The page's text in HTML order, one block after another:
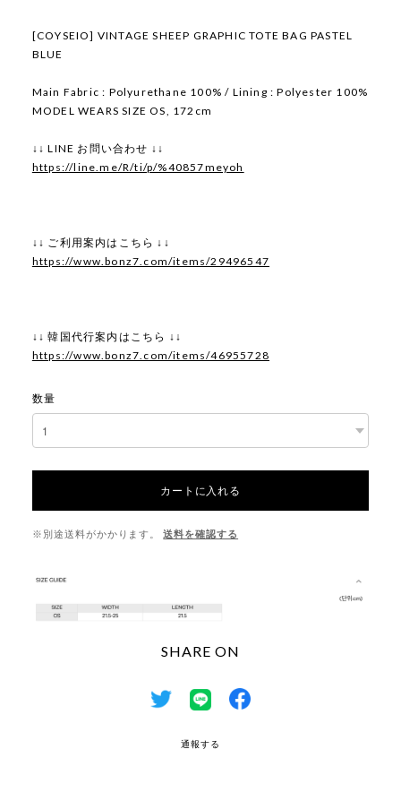
[COYSEIO] VINTAGE SHEEP GRAPHIC TOTE BAG PASTEL
BLUE
Main Fabric : Polyurethane 100% / Lining : Polyester 100%
MODEL WEARS SIZE OS, 172cm
↓↓ LINE お問い合わせ ↓↓
https://line.me/R/ti/p/%40857meyoh
↓↓ ご利用案内はこちら ↓↓
https://www.bonz7.com/items/29496547
↓↓ 韓国代行案内はこちら ↓↓
https://www.bonz7.com/items/46955728
数量
カートに入れる
※別途送料がかかります。 送料を確認する
SHARE ON
通報する